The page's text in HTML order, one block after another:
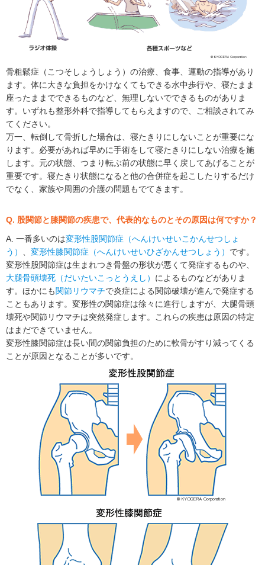
骨粗鬆症（こつそしょうしょう）の治療、食事、運動の指導があり
ます。体に大きな負担をかけなくてもできる水中歩行や、寝たまま
座ったままでできるものなど、無理しないでできるものがありま
す。いずれも整形外科で指導してもらえますので、ご相談されてみ
てください。
万一、転倒して骨折した場合は、寝たきりにしないことが重要にな
ります。必要があれば早めに手術をして寝たきりにしない治療を施
します。元の状態、つまり転ぶ前の状態に早く戻してあげることが
重要です。寝たきり状態になると他の合併症を起こしたりするだけ
でなく、家族や周囲の介護の問題もでてきます。
Q. 股関節と膝関節の疾患で、代表的なものとその原因は何ですか？
A. 一番多いのは変形性股関節症（へんけいせいこかんせつしょ
う） 、 変形性膝関節症（へんけいせいひざかんせつしょう） です。
変形性股関節症は生まれつき骨盤の形状が悪くて発症するものや、
大腿骨頭壊死（だいたいこっとうえし） によるものなどがありま
す。ほかにも関節リウマチで炎症による関節破壊が進んで発症する
こともあります。変形性の関節症は徐々に進行しますが、大腿骨頭
壊死や関節リウマチは突然発症します。これらの疾患は原因の特定
はまだできていません。
変形性膝関節症は長い間の関節負担のために軟骨がすり減ってくる
ことが原因となることが多いです。